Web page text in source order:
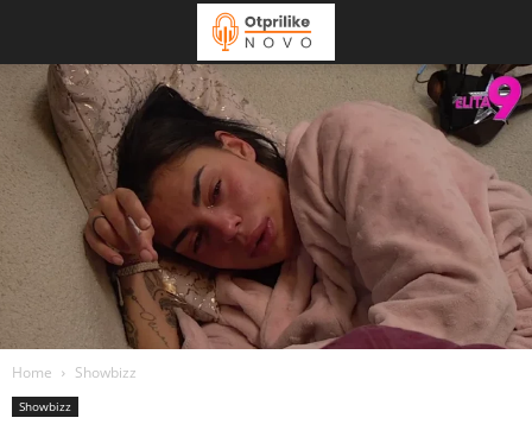
Home Showbizz
Showbizz